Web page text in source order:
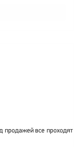
продажей все проходят